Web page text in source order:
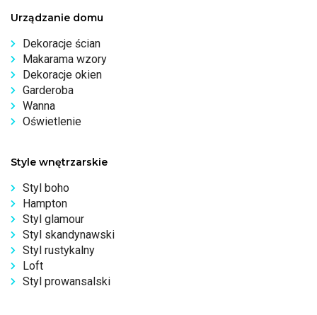
Urządzanie domu
Dekoracje ścian
Makarama wzory
Dekoracje okien
Garderoba
Wanna
Oświetlenie
Style wnętrzarskie
Styl boho
Hampton
Styl glamour
Styl skandynawski
Styl rustykalny
Loft
Styl prowansalski